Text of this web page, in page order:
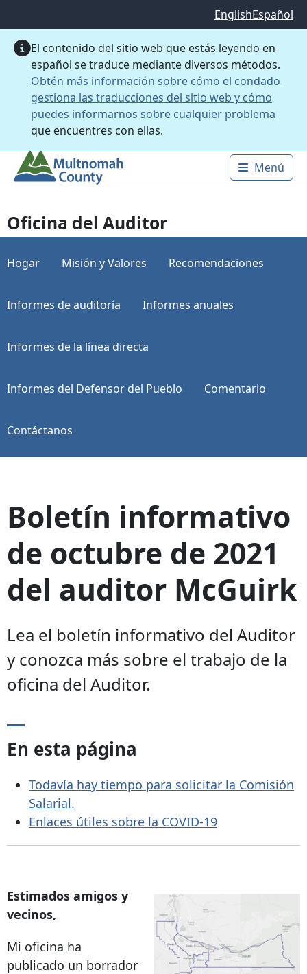
EnglishEspañol
El contenido del sitio web que estás leyendo en
español se traduce mediante diversos métodos.
Obtén más información sobre cómo el condado
gestiona las traducciones del sitio web y cómo
puedes informarnos sobre cualquier problema
que encuentres con ellas.
Main
Menú
Oficina del Auditor
Hogar Misión y Valores Recomendaciones
Informes de auditoría Informes anuales
Informes de la línea directa
Informes del Defensor del Pueblo Comentario
Contáctanos
Boletín informativo
de octubre de 2021
del auditor McGuirk
Lea el boletín informativo del Auditor
y conozca más sobre el trabajo de la
oficina del Auditor.
En esta página
Todavía hay tiempo para solicitar la Comisión
Salarial.
Enlaces útiles sobre la COVID-19
Estimados amigos y
vecinos,
Mi oficina ha
publicado un borrador